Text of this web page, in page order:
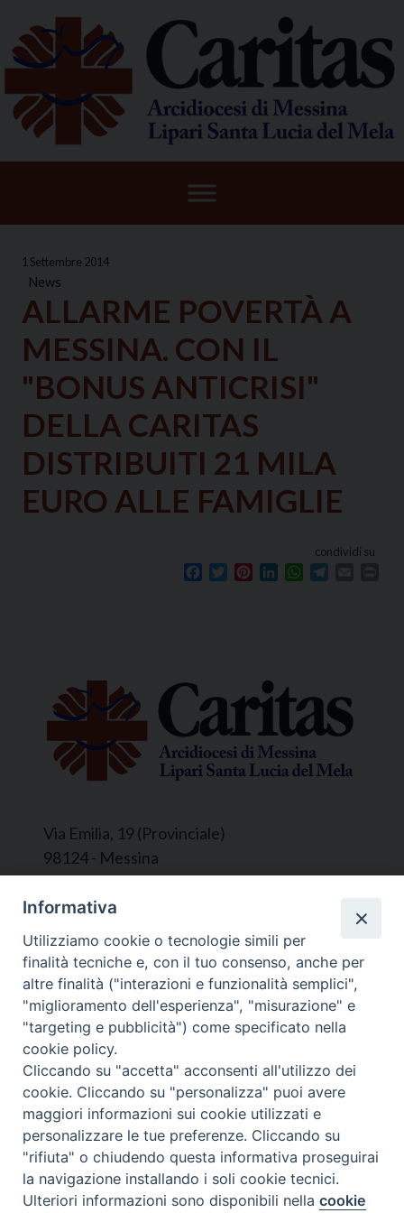
content
1 Settembre 2014
News
ALLARME POVERTÀ A
MESSINA. CON IL
"BONUS ANTICRISI"
DELLA CARITAS
DISTRIBUITI 21 MILA
EURO ALLE FAMIGLIE
condividi su
Facebook
TwitterPinterestLinkedInWhatsApp
Via Emilia, 19 (Provinciale)
98124 - Messina
Segreteria e Amministrazione:
L’Ufficio è aperto tutti i giorni da lunedì a
venerdì, dalle ore 9.30 alle ore 12.30.
Tel. 090.9146045
mail:ufficiocaritas@diocesimessina.it.
Seguici su
© 2022 - 2025 Caritas Arcidiocesi di Messina Lipari
Santa Lucia del Mela - All Rights Reserved | Privacy
Policy
Preferenze Cookie
Informativa
Utilizziamo cookie o tecnologie simili per
finalità tecniche e, con il tuo consenso, anche per
altre finalità ("interazioni e funzionalità semplici",
"miglioramento dell'esperienza", "misurazione" e
"targeting e pubblicità") come specificato nella
cookie policy.
Cliccando su "accetta" acconsenti all'utilizzo dei
cookie. Cliccando su "personalizza" puoi avere
maggiori informazioni sui cookie utilizzati e
personalizzare le tue preferenze. Cliccando su
"rifiuta" o chiudendo questa informativa proseguirai
la navigazione installando i soli cookie tecnici.
Ulteriori informazioni sono disponibili nellacookie